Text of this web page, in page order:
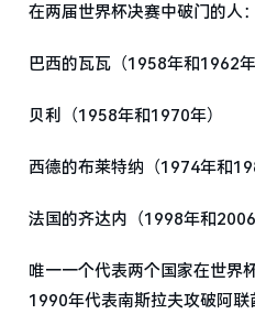
在两届世界杯决赛中破门的人：
巴西的瓦瓦（1958年和1962年
贝利（1958年和1970年）
西德的布莱特纳（1974年和
法国的齐达内（1998年和2006
唯一一个代表两个国家在世界
1990年代表南斯拉夫攻破阿